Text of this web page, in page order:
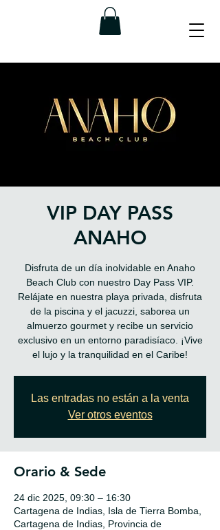
VIP DAY PASS
ANAHO
Disfruta de un día inolvidable en Anaho
Beach Club con nuestro Day Pass VIP.
Relájate en nuestra playa privada, disfruta
de la piscina y el jacuzzi, saborea un
almuerzo gourmet y recibe un servicio
exclusivo en un entorno paradisíaco. ¡Vive
el lujo y la tranquilidad en el Caribe!
Las entradas no están a la venta
Ver otros eventos
Orario & Sede
24 dic 2025, 09:30 – 16:30
Cartagena de Indias, Isla de Tierra Bomba,
Cartagena de Indias, Provincia de